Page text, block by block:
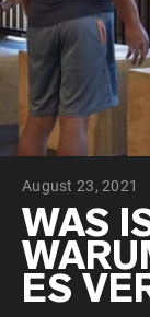
August 23, 2021
WAS
ES